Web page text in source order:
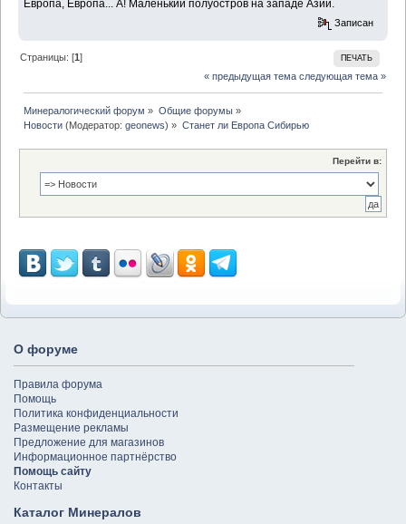
Европа, Европа... А! Маленький полуостров на западе Азии.
Записан
ПЕЧАТЬ
Страницы: [1]
« предыдущая тема следующая тема »
Минералогический форум » Общие форумы»
Новости (Модератор:geonews) » Станет ли Европа Сибирью
Перейти в:
О форуме
Правила форума
Помощь
Политика конфиденциальности
Размещение рекламы
Предложение для магазинов
Информационное партнёрство
Помощь сайту
Контакты
Каталог Минералов